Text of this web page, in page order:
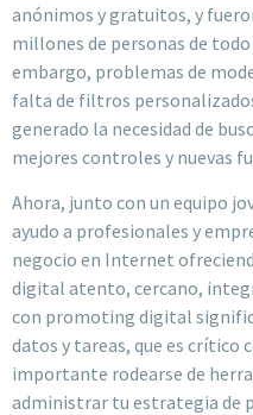
anónimos y gratuitos, y
millones de personas de
embargo, problemas de
falta de filtros
generado la necesidad de
mejores controles y nuevas
Ahora, junto con un equipo
ayudo a profesionales y
negocio en Internet
digital atento, cercano,
con promoting digital
datos y tareas, que es crítico
importante rodearse de
administrar tu estrategia de